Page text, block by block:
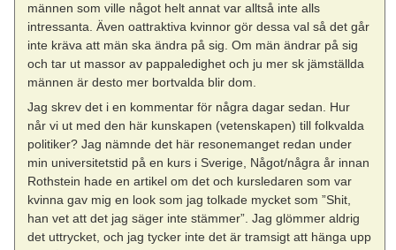
männen som ville något helt annat var alltså inte alls
intressanta. Även oattraktiva kvinnor gör dessa val så det går
inte kräva att män ska ändra på sig. Om män ändrar på sig
och tar ut massor av pappaledighet och ju mer sk jämställda
männen är desto mer bortvalda blir dom.
Jag skrev det i en kommentar för några dagar sedan. Hur
når vi ut med den här kunskapen (vetenskapen) till folkvalda
politiker? Jag nämnde det här resonemanget redan under
min universitetstid på en kurs i Sverige, Något/några år innan
Rothstein hade en artikel om det och kursledaren som var
kvinna gav mig en look som jag tolkade mycket som ”Shit,
han vet att det jag säger inte stämmer”. Jag glömmer aldrig
det uttrycket, och jag tycker inte det är tramsigt att hänga upp